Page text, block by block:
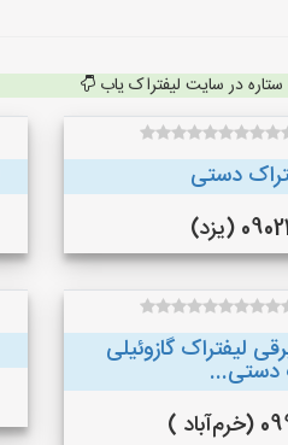
در سایت لیفتراک یاب
دستی
(یزد)
لیفتراک گازوئیلی
دستی...
)